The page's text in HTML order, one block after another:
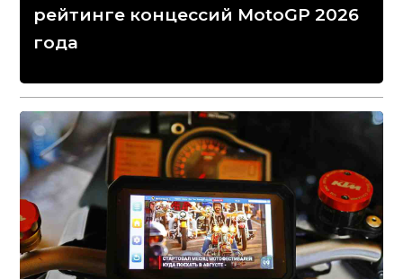
рейтинге концессий MotoGP 2026
года